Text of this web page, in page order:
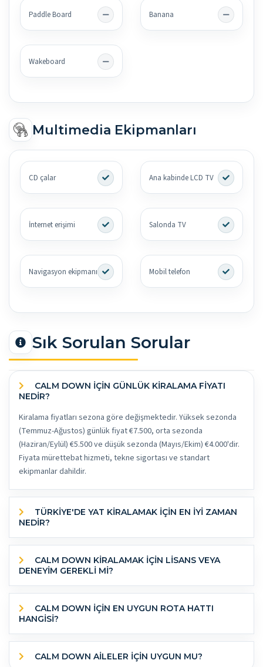
Paddle Board Banana
Wakeboard
Multimedia Ekipmanları
CD çalar Ana kabinde LCD TV
İnternet erişimi Salonda TV
Navigasyon ekipmanı Mobil telefon
Sık Sorulan Sorular
NEDİR?
Kiralama fiyatları sezona göre değişmektedir. Yüksek sezonda
(Temmuz-Ağustos) günlük fiyat €7.500, orta sezonda
(Haziran/Eylül) €5.500 ve düşük sezonda (Mayıs/Ekim) €4.000'dir.
Fiyata mürettebat hizmeti, tekne sigortası ve standart
ekipmanlar dahildir.
NEDİR?
DENEYİM GEREKLİ Mİ?
HANGISI?
CALM DOWN AILELER IÇIN UYGUN MU?